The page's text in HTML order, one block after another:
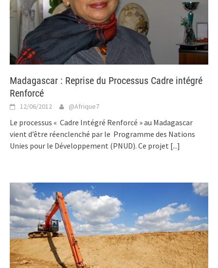
Madagascar : Reprise du Processus Cadre intégré
Renforcé
12/06/2012 @Afrique7
Le processus « Cadre Intégré Renforcé » au Madagascar
vient d’être réenclenché par le Programme des Nations
Unies pour le Développement (PNUD). Ce projet [...]